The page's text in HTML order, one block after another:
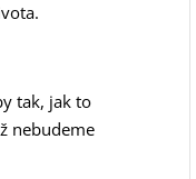
tak, jak to
nebudeme